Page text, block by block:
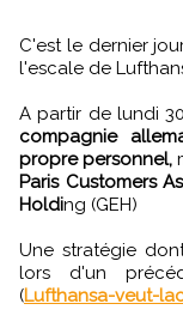
C'est le dernier jour de travail pour les salariés français de
l'escale de
A partir de lundi
compagnie
propre personnel,
Paris Customers
Holding (GEH)
Une stratégie
lors d'un
(Lufthansa-veut-